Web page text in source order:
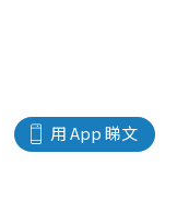
用 App 睇文